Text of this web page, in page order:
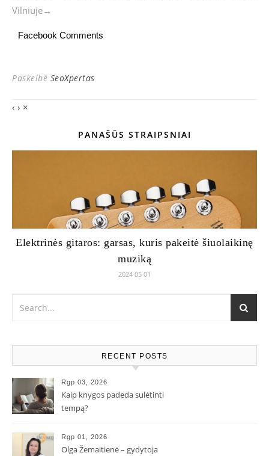
Vilniuje→
Facebook Comments
Paskelbė SeoXpertas
‹ › ×
PANAŠŪS STRAIPSNIAI
Elektrinės gitaros: garsas, kuris pakeitė šiuolaikinę
muziką
2024 05 01
RECENT POSTS
Rgp 03, 2026
Kaip knygos padeda sulėtinti
tempą?
Rgp 01, 2026
Olga Žemaitienė – gydytoja